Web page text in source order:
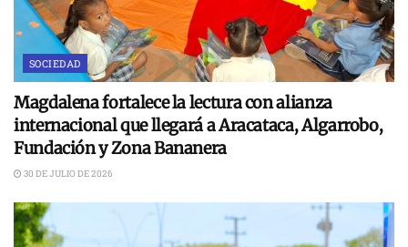
SOCIEDAD
Magdalena fortalece la lectura con alianza
internacional que llegará a Aracataca, Algarrobo,
Fundación y Zona Bananera
30 DE JULIO DE 2026